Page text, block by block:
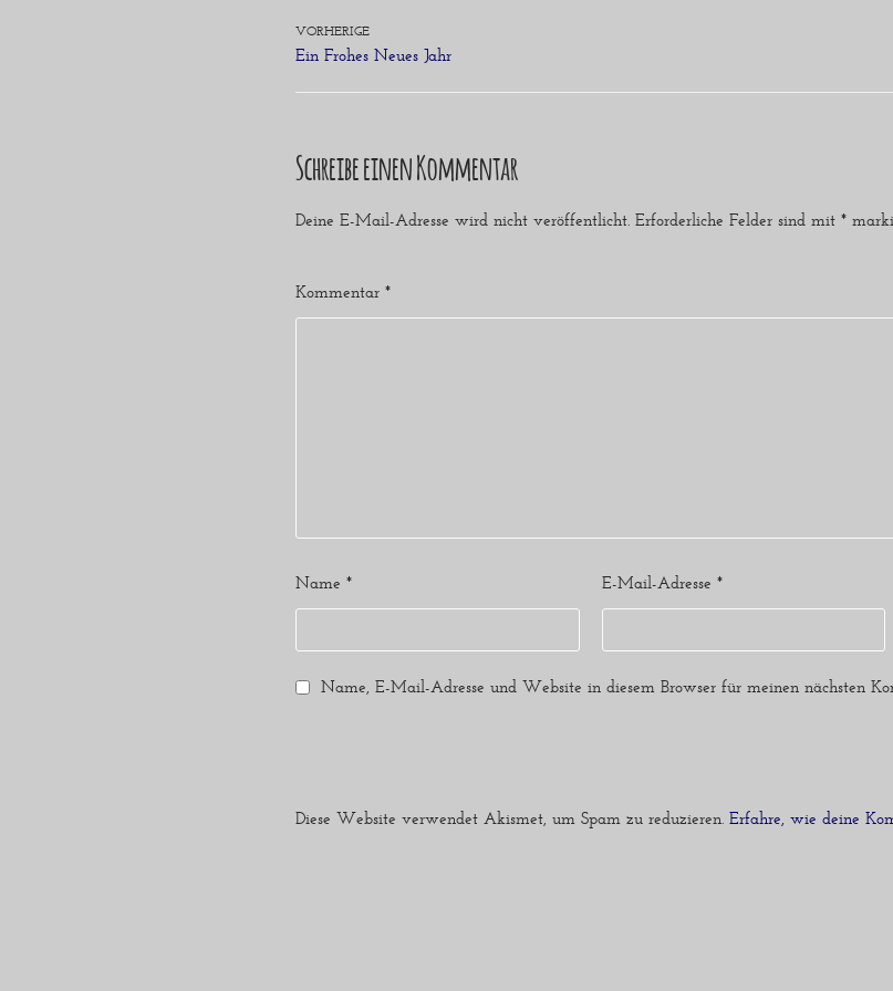
VORHERIGE
Ein Frohes Neues Jahr
Schreibe einen Kommentar
Deine E-Mail-Adresse wird nicht veröffentlicht. Erforderliche Felder sind mit *
Kommentar *
Name * E-Mail-Adresse *
Name, E-Mail-Adresse und Website in diesem Browser für meinen nächsten
Diese Website verwendet Akismet, um Spam zu reduzieren. Erfahre, wie deine